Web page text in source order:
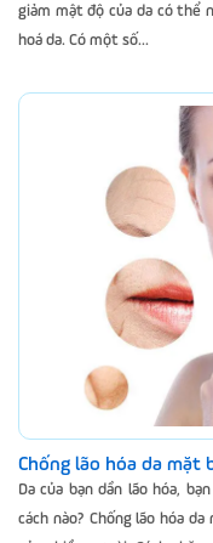
giảm mật độ của da có thể
hoá da. Có một số...
Chống lão hóa da mặt
Da của bạn dần lão hóa,
cách nào? Chống lão hóa